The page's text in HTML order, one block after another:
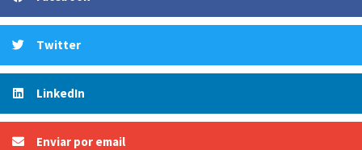
Twitter
LinkedIn
Enviar por email